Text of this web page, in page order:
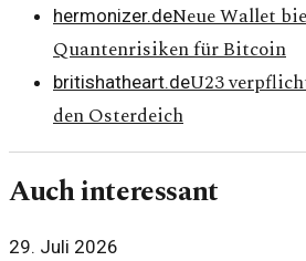
hermonizer.deNeue Wallet
Quantenrisiken für Bitcoin
britishatheart.deU23
den Osterdeich
Auch interessant
29. Juli 2026